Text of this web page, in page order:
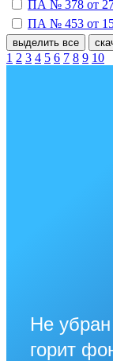
ПА № 378 от
ПА № 453 от
выделить все
1 2 3 4 5 6 7 8 9 10
Не
горит